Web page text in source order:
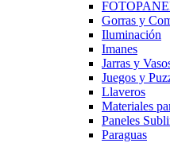
Gorras y
Iluminación
Imanes
Jarras y
Juegos y
Llaveros
Materiales
Paneles
Paraguas